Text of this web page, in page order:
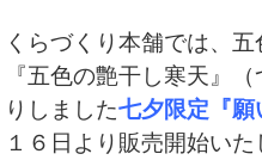
くらづくり本舗では、
『五色の艶干し寒天』
りしました七夕限定『願
１６日より販売開始いた